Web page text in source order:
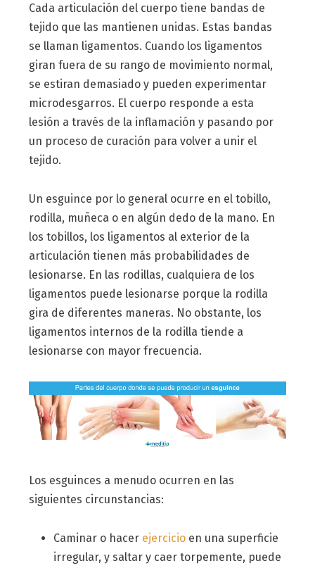
Cada articulación del cuerpo tiene bandas de
tejido que las mantienen unidas. Estas bandas
se llaman ligamentos. Cuando los ligamentos
giran fuera de su rango de movimiento normal,
se estiran demasiado y pueden experimentar
microdesgarros. El cuerpo responde a esta
lesión a través de la inflamación y pasando por
un proceso de curación para volver a unir el
tejido.
Un esguince por lo general ocurre en el tobillo,
rodilla, muñeca o en algún dedo de la mano. En
los tobillos, los ligamentos al exterior de la
articulación tienen más probabilidades de
lesionarse. En las rodillas, cualquiera de los
ligamentos puede lesionarse porque la rodilla
gira de diferentes maneras. No obstante, los
ligamentos internos de la rodilla tiende a
lesionarse con mayor frecuencia.
Los esguinces a menudo ocurren en las
siguientes circunstancias:
Caminar o hacer ejercicioen una superficie
irregular, y saltar y caer torpemente, puede